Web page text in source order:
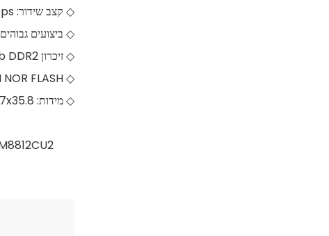
◇ קצב שידור: 866.7Mbps+300Mbps
◇ ביצועים גבוהים MIPS 24Kc CPU Core עד מהירות 1000MHz
◇ זיכרון RAM: 512Mb DDR2
◇ ROM: 64Mb SPI NOR FLASH (קיבולת התאמה אישית של עד 256Mb)
◇ מידות: 46.7x35.8 מ'מ